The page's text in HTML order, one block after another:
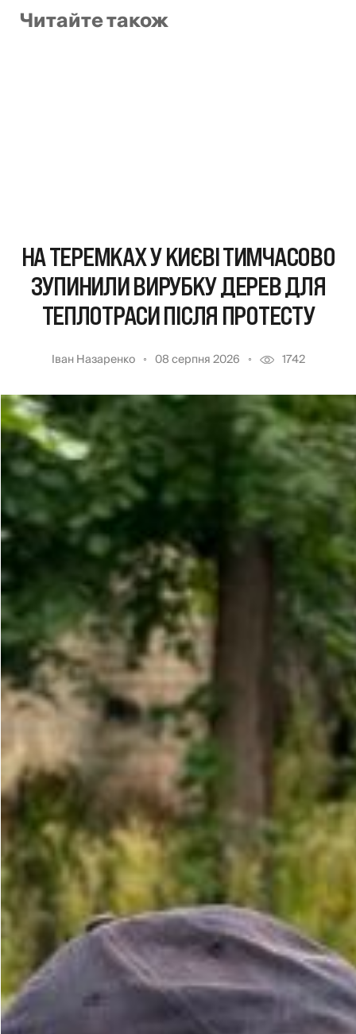
Читайте також
НА ТЕРЕМКАХ У КИЄВІ ТИМЧАСОВО
ЗУПИНИЛИ ВИРУБКУ ДЕРЕВ ДЛЯ
ТЕПЛОТРАСИ ПІСЛЯ ПРОТЕСТУ
Іван Назаренко 08 серпня 2026 1742